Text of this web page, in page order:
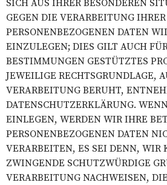
GEGEN DIE VERARBEITUNG IHRER
PERSONENBEZOGENEN DATEN
EINZULEGEN; DIES GILT AUCH
BESTIMMUNGEN GESTÜTZTES
JEWEILIGE RECHTSGRUNDLAGE,
VERARBEITUNG BERUHT,
DATENSCHUTZERKLÄRUNG.
EINLEGEN, WERDEN WIR IHRE
PERSONENBEZOGENEN DATEN
VERARBEITEN, ES SEI DENN, WIR
ZWINGENDE SCHUTZWÜRDIGE
VERARBEITUNG NACHWEISEN,